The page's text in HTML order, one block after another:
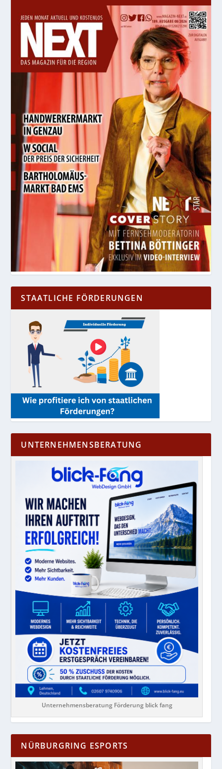
STAATLICHE FÖRDERUNGEN
UNTERNEHMENSBERATUNG
Unternehmensberatung Förderung blick fang
NÜRBURGRING ESPORTS